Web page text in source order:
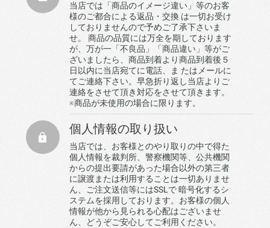
当店では「商品のイメージ違い」等のお客
様のご都合による返品・交換 は一切お受け
しておりませんので予めご了承下さいま
せ。 商品の品質には万全を期しております
が、万が一「不良品」「商品違い」等がご
ざいましたら、商品到着より商品到着後５
日以内に当店宛てに電話、ま たはメールに
てご連絡下さい。早急折り返し当店よりご
連絡をさせて頂き対応をさせて頂きます。
※商品が未使用の場合に限ります。
個人情報の取り扱い
当店では、お客様とのやり取りの中で得た
個人情報を裁判所、警察機関等、公共機関
からの提出要請があった場合以外の第三者
に譲渡または利用することは一切ありませ
ん、ご注文送信等にはSSLで 暗号化するシ
ステムを採用しております。お客様の個人
情報が他から見られる心配はございませ
ん、どうぞご安心してご利用ください。